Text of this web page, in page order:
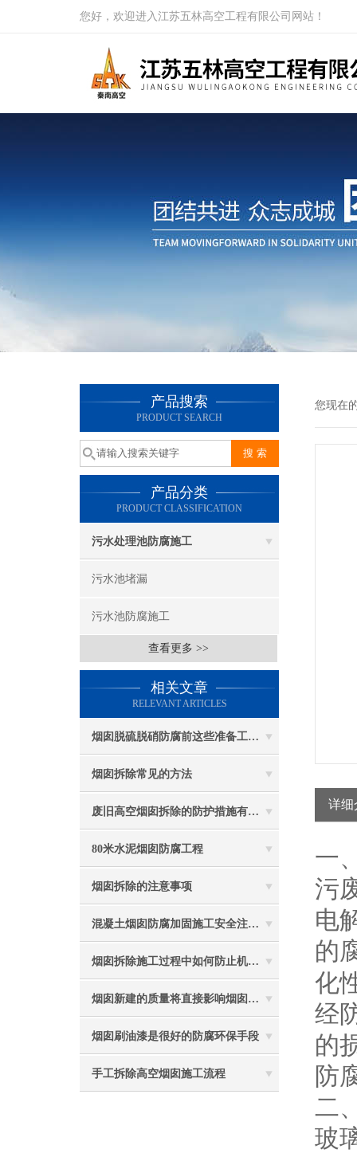
您好，欢迎进入江苏五林高空工程有限公司网站！
产品搜索
PRODUCT SEARCH
产品分类
PRODUCT CLASSIFICATION
污水处理池防腐施工
污水池堵漏
污水池防腐施工
查看更多 >>
相关文章
RELEVANT ARTICLES
烟囱脱硫脱硝防腐前这些准备工作要做到位
烟囱拆除常见的方法
废旧高空烟囱拆除的防护措施有哪些？
80米水泥烟囱防腐工程
烟囱拆除的注意事项
混凝土烟囱防腐加固施工安全注意事项
烟囱拆除施工过程中如何防止机械伤害
烟囱新建的质量将直接影响烟囱防腐工程的难度
烟囱刷油漆是很好的防腐环保手段
手工拆除高空烟囱施工流程
您现在
详细
一
污
电
的
化
经
的
防
二
玻